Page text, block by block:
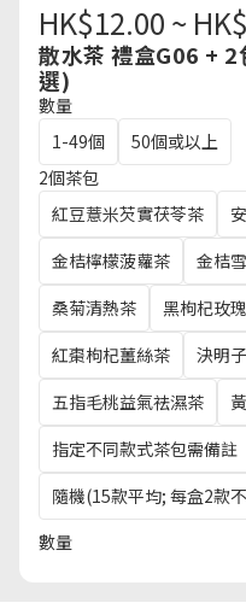
HK$12.00 ~
散水茶 禮盒G06 +
選)
數量
1-49個
50個或以上
2個茶包
紅豆薏米芡實茯苓茶
金桔檸檬菠蘿茶
金桔
桑菊清熱茶
黑枸杞玫
紅棗枸杞薑絲茶
決明
五指毛桃益氣祛濕茶
指定不同款式茶包需備註
隨機(15款平均; 每盒2款
數量